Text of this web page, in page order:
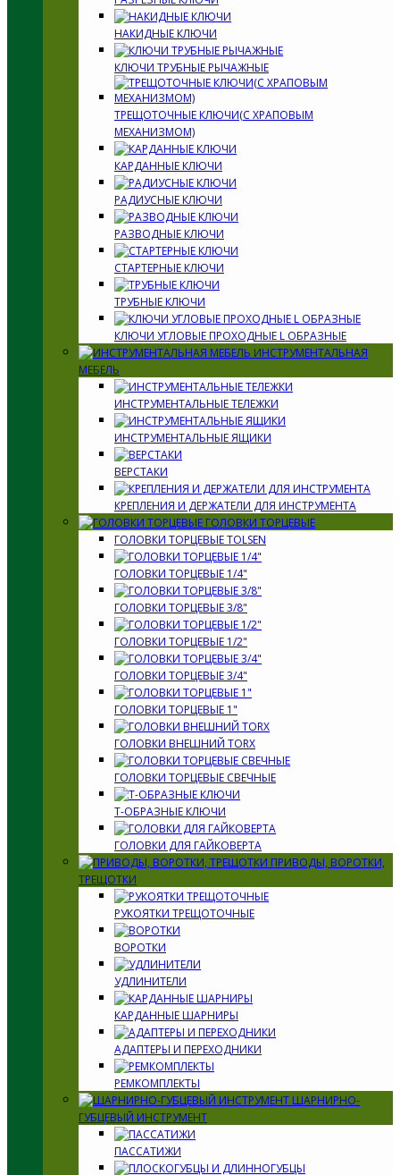
НАКИДНЫЕ КЛЮЧИ
КЛЮЧИ ТРУБНЫЕ РЫЧАЖНЫЕ
ТРЕЩОТОЧНЫЕ КЛЮЧИ(С ХРАПОВЫМ
МЕХАНИЗМОМ)
КАРДАННЫЕ КЛЮЧИ
РАДИУСНЫЕ КЛЮЧИ
РАЗВОДНЫЕ КЛЮЧИ
СТАРТЕРНЫЕ КЛЮЧИ
ТРУБНЫЕ КЛЮЧИ
КЛЮЧИ УГЛОВЫЕ ПРОХОДНЫЕ L ОБРАЗНЫЕ
ИНСТРУМЕНТАЛЬНАЯ
МЕБЕЛЬ
ИНСТРУМЕНТАЛЬНЫЕ ТЕЛЕЖКИ
ИНСТРУМЕНТАЛЬНЫЕ ЯЩИКИ
ВЕРСТАКИ
КРЕПЛЕНИЯ И ДЕРЖАТЕЛИ ДЛЯ ИНСТРУМЕНТА
ГОЛОВКИ ТОРЦЕВЫЕ
ГОЛОВКИ ТОРЦЕВЫЕ TOLSEN
ГОЛОВКИ ТОРЦЕВЫЕ 1/4"
ГОЛОВКИ ТОРЦЕВЫЕ 3/8"
ГОЛОВКИ ТОРЦЕВЫЕ 1/2"
ГОЛОВКИ ТОРЦЕВЫЕ 3/4"
ГОЛОВКИ ТОРЦЕВЫЕ 1"
ГОЛОВКИ ВНЕШНИЙ TORX
ГОЛОВКИ ТОРЦЕВЫЕ СВЕЧНЫЕ
Т-ОБРАЗНЫЕ КЛЮЧИ
ГОЛОВКИ ДЛЯ ГАЙКОВЕРТА
ПРИВОДЫ, ВОРОТКИ,
ТРЕЩОТКИ
РУКОЯТКИ ТРЕЩОТОЧНЫЕ
ВОРОТКИ
УДЛИНИТЕЛИ
КАРДАННЫЕ ШАРНИРЫ
АДАПТЕРЫ И ПЕРЕХОДНИКИ
РЕМКОМПЛЕКТЫ
ШАРНИРНО-
ГУБЦЕВЫЙ ИНСТРУМЕНТ
ПАССАТИЖИ